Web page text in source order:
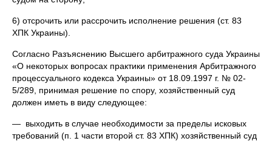
6) отсрочить или рассрочить исполнение решения (ст. 83
ХПК Украины).
Согласно Разъяснению Высшего арбитражного суда Украины
«О некоторых вопросах практики применения Арбитражного
процессуального кодекса Украины» от 18.09.1997 г. № 02-
5/289, принимая решение по спору, хозяйственный суд
должен иметь в виду следующее:
— выходить в случае необходимости за пределы исковых
требований (п. 1 части второй ст. 83 ХПК) хозяйственный суд